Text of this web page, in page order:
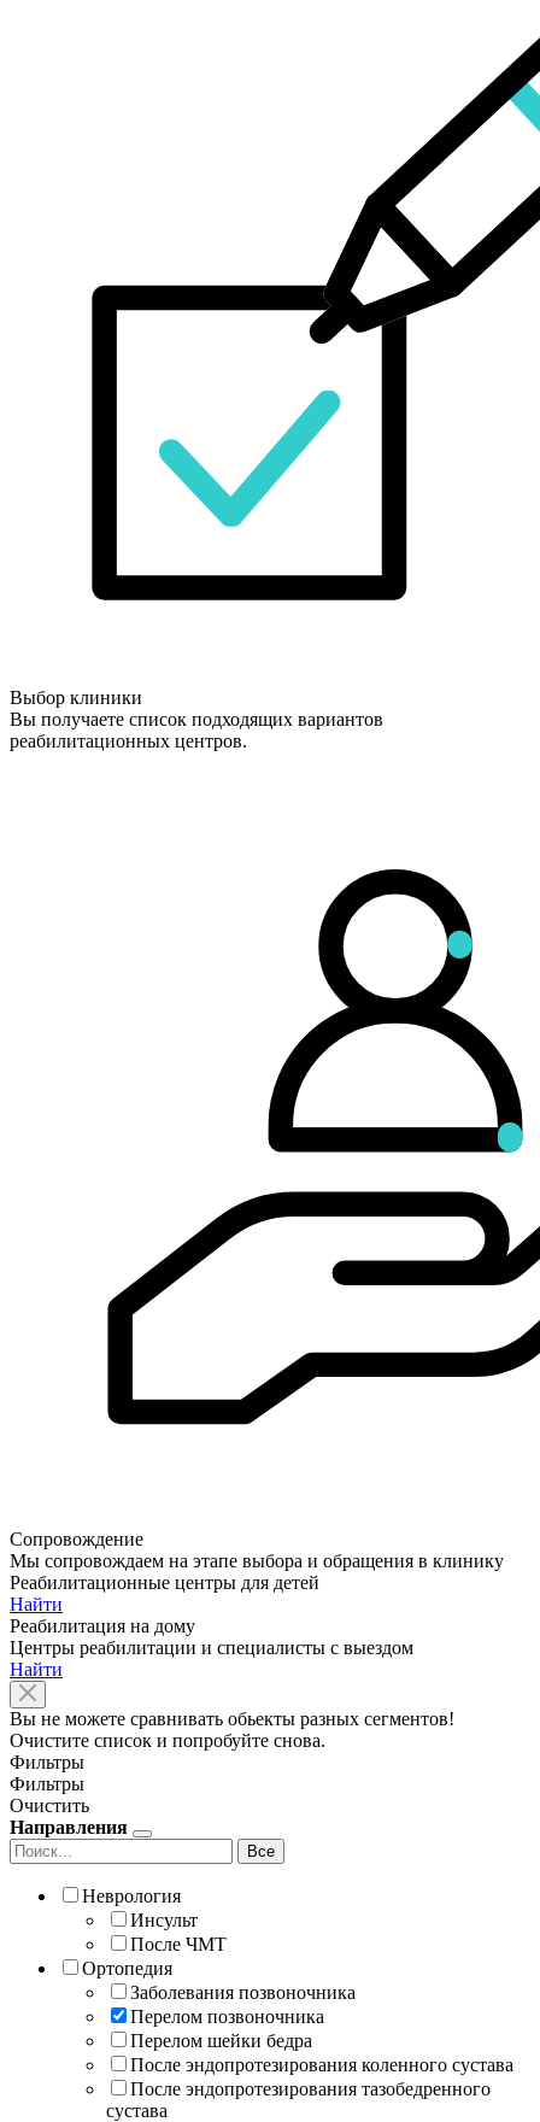
Выбор клиники
Вы получаете список подходящих вариантов
реабилитационных центров.
Сопровождение
Мы сопровождаем на этапе выбора и обращения в клинику
Реабилитационные центры для детей
Найти
Реабилитация на дому
Центры реабилитации и специалисты с выездом
Найти
Вы не можете сравнивать обьекты разных сегментов!
Очистите список и попробуйте снова.
Фильтры
Фильтры
Очистить
Направления
Все
Неврология
Инсульт
После ЧМТ
Ортопедия
Заболевания позвоночника
Перелом позвоночника
Перелом шейки бедра
После эндопротезирования коленного сустава
После эндопротезирования тазобедренного
сустава